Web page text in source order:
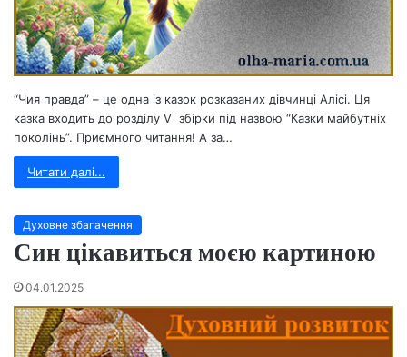
“Чия правда” – це одна із казок розказаних дівчинці Алісі. Ця
казка входить до розділу V збірки під назвою “Казки майбутніх
поколінь”. Приємного читання! А за…
Читати далі...
Духовне збагачення
Син цікавиться моєю картиною
04.01.2025